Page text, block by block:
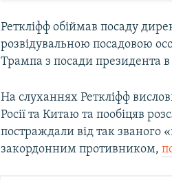
Реткліфф обіймав посаду
розвідувальною посадовою
Трампа з посади президента в
На слуханнях Реткліфф
Росії та Китаю та пообіцяв
постраждали від так званого
закордонним противником,